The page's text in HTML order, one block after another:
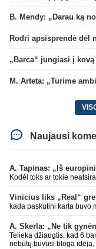
Rodri apsisprendė dėl
„Barca“ jungiasi į
M. Arteta: „Turime
Naujausi
Kodėl toks ar tokie
Vinicius liks „Real“
kada paskutini karta buvo
A. Skerla: „Ne tik
Telieka džiaugtis, kad 6
nebūtų buvusi bloga